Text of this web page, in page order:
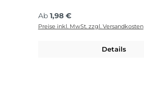
Regulärer Preis:
Ab 1,98 €
Preise inkl. MwSt. zzgl. Versandkosten
Details